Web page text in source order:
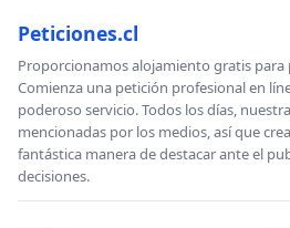
Peticiones.cl
Proporcionamos alojamiento gratis para
Comienza una petición profesional en
poderoso servicio. Todos los días,
mencionadas por los medios, así que
fantástica manera de destacar ante el
decisiones.